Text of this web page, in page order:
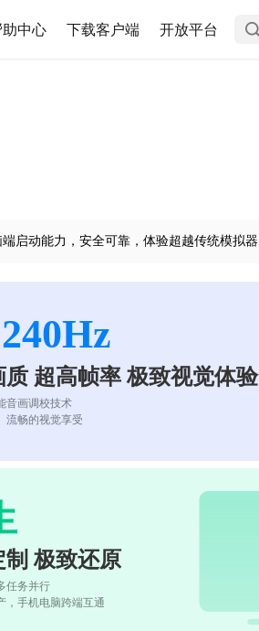
中心 下载客户端 开放平台
启动能力，安全可靠，体验超越传统模拟器
质 超高帧率 极致视觉体验
音画调校技术
流畅的视觉享受
制 极致还原
任务并行
，手机电脑跨端互通